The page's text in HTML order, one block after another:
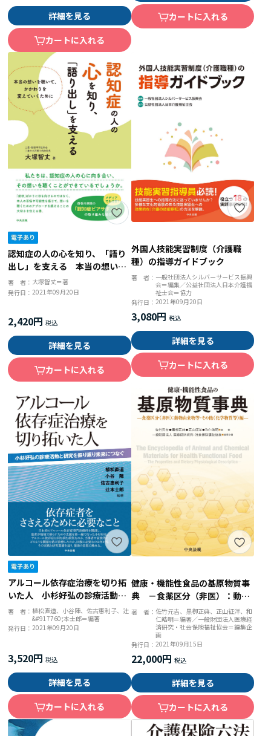
詳細を見る
カートに入れる
カートに入れる
認知症の人の心を知り、「語り
出し」を支える 本当の想いを
聴いて、かかわりを変えていく
ために
著 者： 大塚智丈＝著
発行日：2021年09月20日
2,420円
詳細を見る
カートに入れる
外国人技能実習制度（介護職
種）の指導ガイドブック
著 者： 一般社団法人シルバーサービス振興
会＝編集／公益社団法人日本介護福
祉士会＝協力
発行日： 2021年09月20日
3,080円
詳細を見る
カートに入れる
アルコール依存症治療を切り拓
いた人 小杉好弘の診療活動と
研究を振り返り未来につなぐ
著 者：植松直道、小谷陣、佐古惠利子、辻
&#917760;本士郎＝編著
発行日：2021年09月20日
3,520円
詳細を見る
カートに入れる
健康・機能性食品の基原物質事
典 －食薬区分（非医）：動物
由来物等・その他（化学物質
等）編－
著 者： 佐竹元吉、黒栁正典、正山征洋、和
仁皓明＝編著／一般財団法人医療経
済研究・社会保険福祉協会＝編集企
画
発行日： 2021年09月15日
22,000円
詳細を見る
カートに入れる